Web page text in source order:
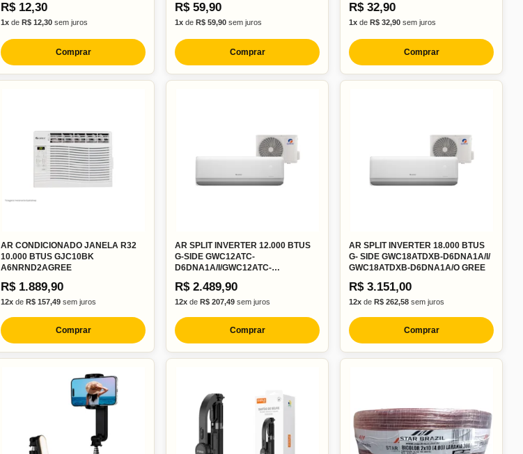
R$ 12,30
1x de R$ 12,30 sem juros
Comprar
R$ 59,90
1x de R$ 59,90 sem juros
Comprar
R$ 32,90
1x de R$ 32,90 sem juros
Comprar
AR CONDICIONADO JANELA R32
10.000 BTUS GJC10BK
A6NRND2AGREE
R$ 1.889,90
12x de R$ 157,49 sem juros
Comprar
AR SPLIT INVERTER 12.000 BTUS
G-SIDE GWC12ATC-
D6DNA1A/I/GWC12ATC-
R$ 2.489,90
12x de R$ 207,49 sem juros
Comprar
AR SPLIT INVERTER 18.000 BTUS
G- SIDE GWC18ATDXB-D6DNA1A/I/
GWC18ATDXB-D6DNA1A/O GREE
R$ 3.151,00
12x de R$ 262,58 sem juros
Comprar